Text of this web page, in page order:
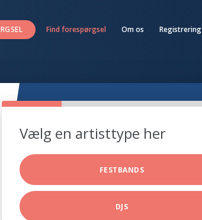
Find forespørgsel Om os Registrering
Vælg en artisttype her
FESTBANDS
DJS